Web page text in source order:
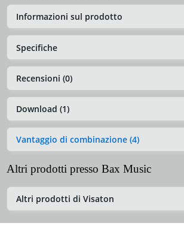
Informazioni sul prodotto
Specifiche
Recensioni (0)
Download (1)
Vantaggio di combinazione (4)
Altri prodotti presso Bax Music
Altri prodotti di Visaton